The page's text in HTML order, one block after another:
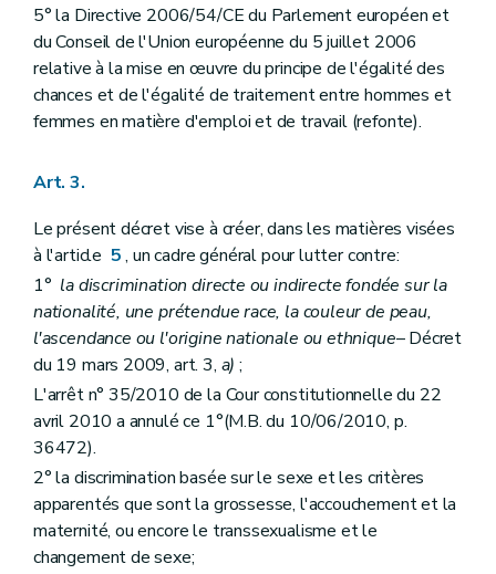
5° la Directive 2006/54/CE du Parlement européen et
du Conseil de l'Union européenne du 5 juillet 2006
relative à la mise en œuvre du principe de l'égalité des
chances et de l'égalité de traitement entre hommes et
femmes en matière d'emploi et de travail (refonte).
Art. 3.
Le présent décret vise à créer, dans les matières visées
à l'article 5, un cadre général pour lutter contre:
1° la discrimination directe ou indirecte fondée sur la
nationalité, une prétendue race, la couleur de peau,
l'ascendance ou l'origine nationale ou ethnique– Décret
du 19 mars 2009, art. 3, a) ;
L'arrêt n° 35/2010 de la Cour constitutionnelle du 22
avril 2010 a annulé ce 1°(M.B. du 10/06/2010, p.
36472).
2° la discrimination basée sur le sexe et les critères
apparentés que sont la grossesse, l'accouchement et la
maternité, ou encore le transsexualisme et le
changement de sexe;